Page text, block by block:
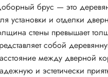
брус — это
установки и отделки
стены превышает
собой
между дверной
и эстетически